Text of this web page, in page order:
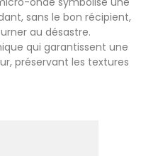
sans le bon récipient,
au désastre.
qui garantissent une
préservant les textures